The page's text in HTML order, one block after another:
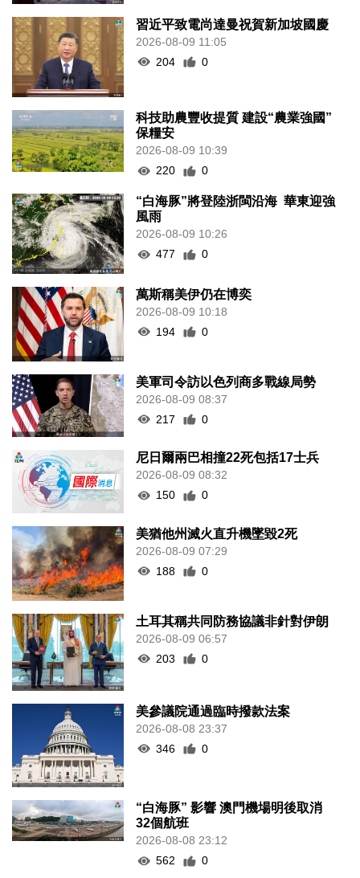
習近平致電尚達曼祝賀新加坡國慶
2026-08-09 11:05
204
0
科技助農豐收提質 建設“農業強國”
保糧安
2026-08-09 10:39
220
0
“白海豚”將登陸浙閩沿海 華東迎強
風雨
2026-08-09 10:26
477
0
萬斯稱美伊仍在博奕
2026-08-09 10:18
194
0
美軍司令訪以色列商多戰線局勢
2026-08-09 08:37
217
0
尼日爾兩巴相撞22死包括17士兵
2026-08-09 08:32
150
0
美猶他州滅火直升機墜毀2死
2026-08-09 07:29
188
0
土耳其稱共同防務協議非針對伊朗
2026-08-09 06:57
203
0
美參議院通過臨時撥款法案
2026-08-08 23:37
346
0
“白海豚” 影響 澳門機場明後取消
32個航班
2026-08-08 23:12
562
0